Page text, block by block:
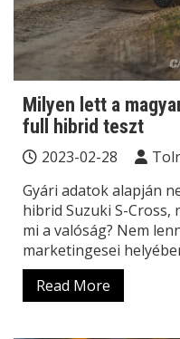
Milyen lett a
full hibrid teszt
2023-02-28
Gyári adatok alapján
hibrid Suzuki S-Cross,
mi a valóság? Nem
marketingesei
Read More